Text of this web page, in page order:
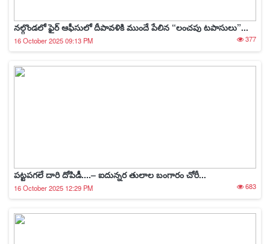
నల్గొండలో ఫైర్ ఆఫీసులో దీపావళికి ముందే పేలిన “లంచపు టపాసులు”...
16 October 2025 09:13 PM 377
పట్టపగలే దారి దోపిడీ....– ఐదున్నర తులాల బంగారం చోరీ...
16 October 2025 12:29 PM 683